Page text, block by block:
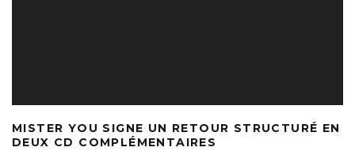
MISTER YOU SIGNE UN RETOUR STRUCTURÉ EN
DEUX CD COMPLÉMENTAIRES